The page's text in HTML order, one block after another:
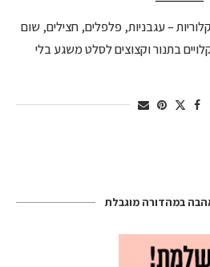
– עגבניות, פלפלים, חצילים, שום
בתנור וקצוצים לסלט משגע בלי
במהדורה מוגבלת